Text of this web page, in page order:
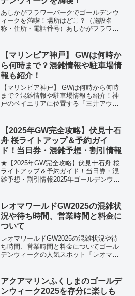
あしかがフラワーパークでゴールデンウ
ィークを満喫！場所はどこ？（施設名
称・住所・電話番号）あしかがフラワー
足利市駅から直通バスが運行してお
り、...
【マリンピア神戸】 GWは何時か
ら何時まで？混雑情報や駐車場情
報も紹介！
【マリンピア神戸】 GWは何時から何時
まで？混雑情報や駐車場情報も紹介！神
戸のベイエリアに位置する「三井アウト
ンと、リゾート感あふれるショッピング
体験が魅力の施設です...
【2025年GW完全攻略】伏見十石
舟 桜ライトアップ＆予約ガイ
ド！当日券・混雑予想・割引情報
★【2025年GW完全攻略】伏見十石舟 桜
ライトアップ＆予約ガイド！当日券・混
雑予想・割引情報2025年ゴールデンウィ
「当日券購入のコツ」「桜見頃＆ライト
アップ期間」「...
レオマワールドGW2025の混雑状
況や待ち時間、営業時間と料金に
ついて
レオマワールドGW2025の混雑状況や待
ち時間、営業時間と料金についてゴール
デンウィークの人気スポット「レオマワ
間、料金などの情報を詳しくご紹介しま
す。この時期は多くの人...
アクアマリンふくしまのゴールデ
ンウィーク2025を存分に楽しも